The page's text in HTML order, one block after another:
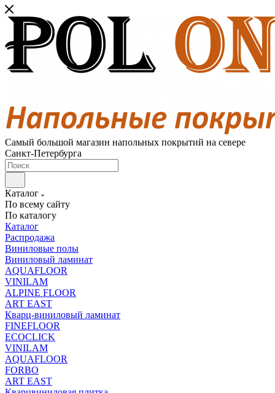
Самый большой магазин напольных покрытий на севере
Санкт-Петербурга
Каталог
По всему сайту
По каталогу
Каталог
Распродажа
Виниловые полы
Виниловый ламинат
AQUAFLOOR
VINILAM
ALPINE FLOOR
ART EAST
Кварц-виниловый ламинат
FINEFLOOR
ECOCLICK
VINILAM
AQUAFLOOR
FORBO
ART EAST